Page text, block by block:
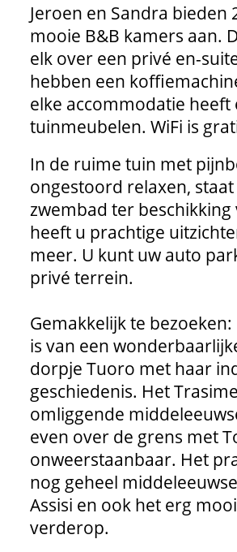
Jeroen en Sandra
mooie B&B kamers aan.
elk over een privé en-
hebben een
elke accommodatie
tuinmeubelen. WiFi is
In de ruime tuin met
ongestoord relaxen,
zwembad ter
heeft u prachtige
meer. U kunt uw auto
privé terrein.
Gemakkelijk te
is van een
dorpje Tuoro met haar
geschiedenis. Het
omliggende
even over de grens met
onweerstaanbaar. Het
nog geheel
Assisi en ook het erg
verderop.